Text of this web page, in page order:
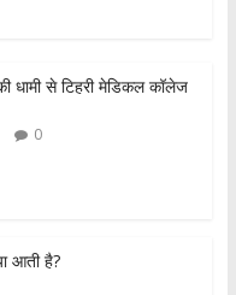
धामी से टिहरी मेडिकल कॉलेज
0
आती है?